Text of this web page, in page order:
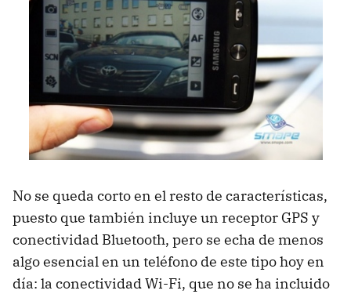
No se queda corto en el resto de características,
puesto que también incluye un receptor GPS y
conectividad Bluetooth, pero se echa de menos
algo esencial en un teléfono de este tipo hoy en
día: la conectividad Wi-Fi, que no se ha incluido